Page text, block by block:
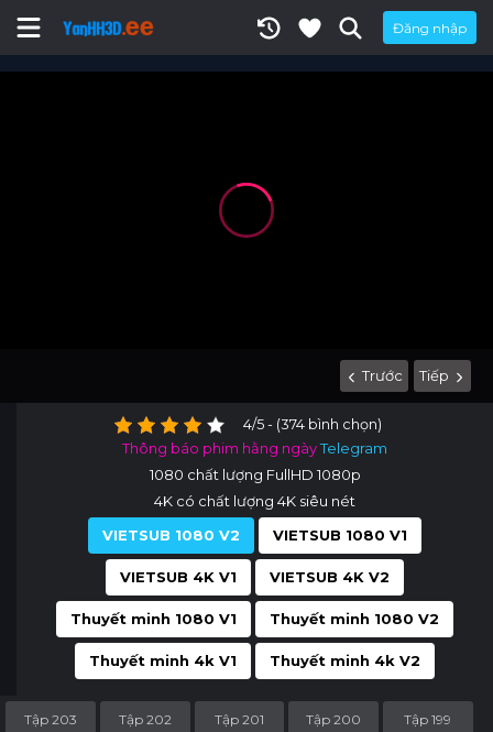
Đăng nhập
Trước Tiếp
4/5 - (374 bình chọn)
Thông báo phim hằng ngàyTelegram
1080 chất lượng FullHD 1080p
4K có chất lượng 4K siêu nét
VIETSUB 1080 V2
VIETSUB 1080 V1
VIETSUB 4K V1 VIETSUB 4K V2
Thuyết minh 1080 V1 Thuyết minh 1080 V2
Thuyết minh 4k V1 Thuyết minh 4k V2
Tập 203 Tập 202 Tập 201 Tập 200 Tập 199